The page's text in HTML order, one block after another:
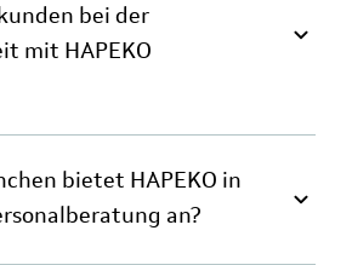
bei der
mit HAPEKO
bietet HAPEKO in
an?